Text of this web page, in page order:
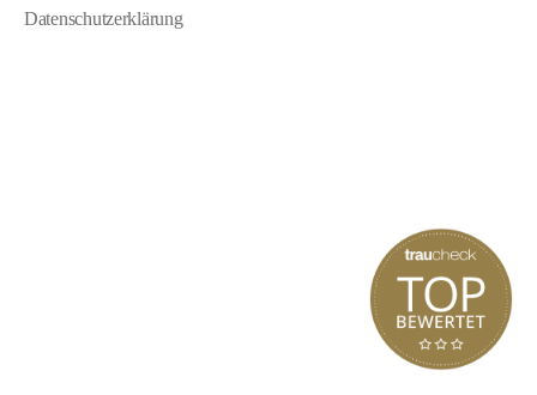
Datenschutzerklärung